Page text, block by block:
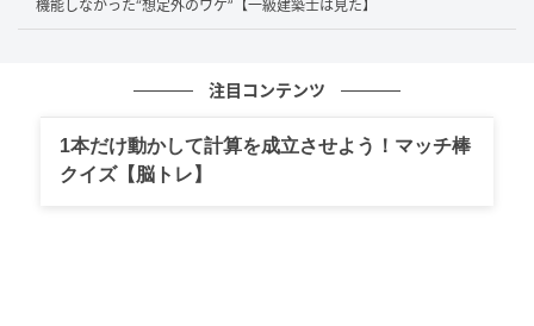
ます。いわば、持ち物としては全員のもの、でも使う
す。そのため、日ごろの掃除や排水口のゴミ取りとい
った管理は、その住戸の人の役目とされています。も
機能しなかった“想定外のワケ”【一級建築士は見た】
注目コンテンツ
1本だけ動かして計算を成立させよう！マッチ棒
クイズ【脳トレ】